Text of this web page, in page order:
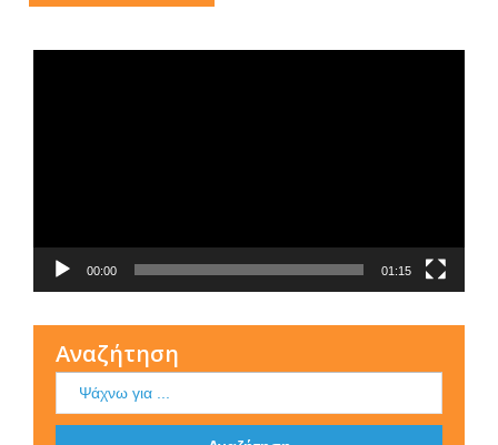
00:00 01:15
Αναζήτηση